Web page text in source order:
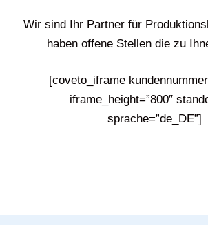
Wir sind Ihr Partner für
haben offene Stellen die zu
[coveto_iframe
iframe_height=”800″
sprache=”de_DE”]